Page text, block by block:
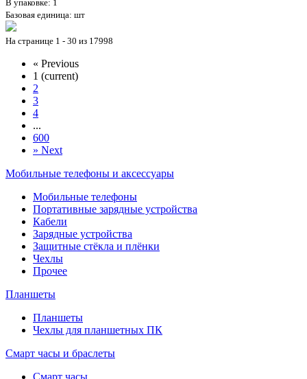
В упаковке: 1
Базовая единица: шт
На странице 1 - 30 из 17998
« Previous
1 (current)
2
3
4
...
600
» Next
Мобильные телефоны и аксессуары
Мобильные телефоны
Портативные зарядные устройства
Кабели
Зарядные устройства
Защитные стёкла и плёнки
Чехлы
Прочее
Планшеты
Планшеты
Чехлы для планшетных ПК
Смарт часы и браслеты